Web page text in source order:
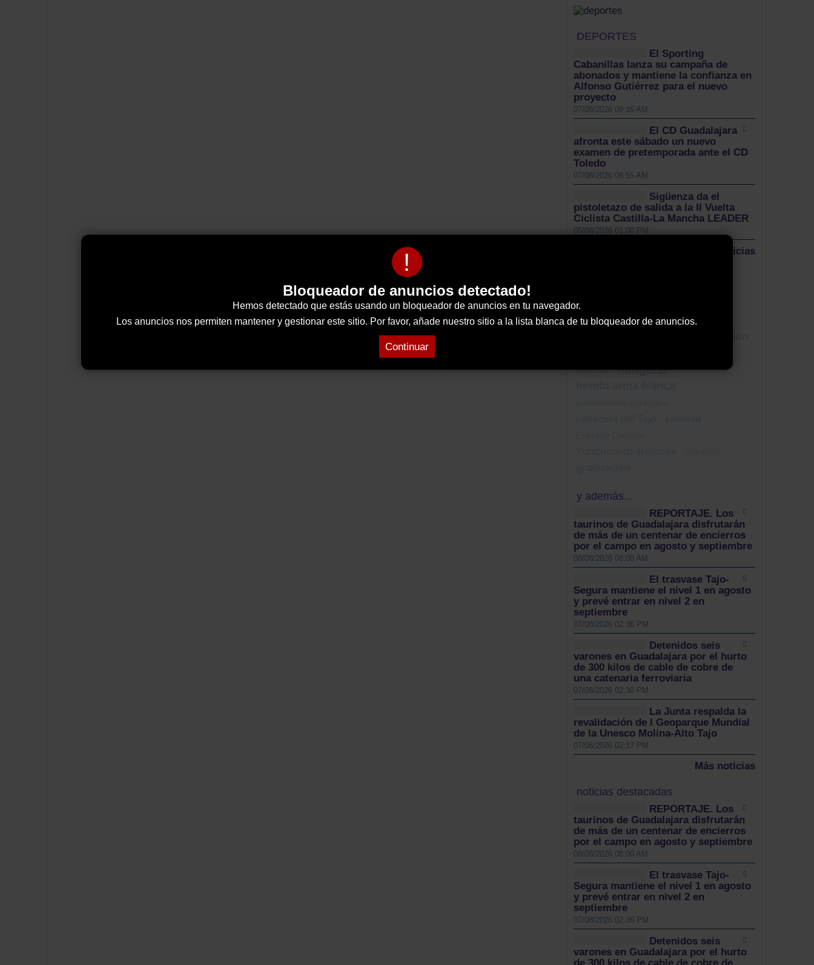
!
Bloqueador de anuncios detectado!
Hemos detectado que estás usando un bloqueador de anuncios en tu navegador.
Los anuncios nos permiten mantener y gestionar este sitio. Por favor, añade nuestro sitio a la lista blanca de tu bloqueador de anuncios.
Continuar
DEPORTES
El Sporting
Cabanillas lanza su campaña de
abonados y mantiene la confianza en
Alfonso Gutiérrez para el nuevo
proyecto
07/08/2026 09:16 AM
El CD Guadalajara
afronta este sábado un nuevo
examen de pretemporada ante el CD
Toledo
07/08/2026 08:55 AM
Sigüenza da el
pistoletazo de salida a la II Vuelta
Ciclista Castilla-La Mancha LEADER
05/08/2026 01:00 PM
Más noticias
Nube de Tags
ataifor mingaña
y además...
REPORTAJE. Los
taurinos de Guadalajara disfrutarán
de más de un centenar de encierros
por el campo en agosto y septiembre
08/08/2026 08:00 AM
El trasvase Tajo-
Segura mantiene el nivel 1 en agosto
y prevé entrar en nivel 2 en
septiembre
07/08/2026 02:36 PM
Detenidos seis
varones en Guadalajara por el hurto
de 300 kilos de cable de cobre de
una catenaria ferroviaria
07/08/2026 02:30 PM
La Junta respalda la
revalidación de l Geoparque Mundial
de la Unesco Molina-Alto Tajo
07/08/2026 02:17 PM
Más noticias
noticias destacadas
REPORTAJE. Los
taurinos de Guadalajara disfrutarán
de más de un centenar de encierros
por el campo en agosto y septiembre
08/08/2026 08:00 AM
El trasvase Tajo-
Segura mantiene el nivel 1 en agosto
y prevé entrar en nivel 2 en
septiembre
07/08/2026 02:36 PM
Detenidos seis
varones en Guadalajara por el hurto